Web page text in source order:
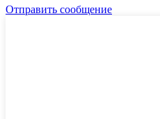
Отправить сообщение